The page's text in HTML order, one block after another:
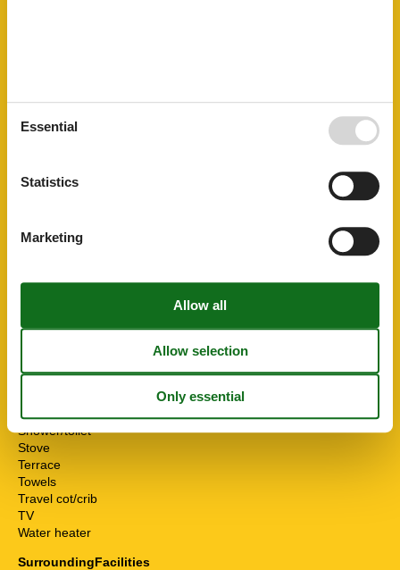
Bedding
Double bed
Internet - WiFi
On the ground
Separate kitchen
Shower/toilet
Stove
Terrace
Towels
Travel cot/crib
TV
Water heater
SurroundingFacilities
Essential
Statistics
Marketing